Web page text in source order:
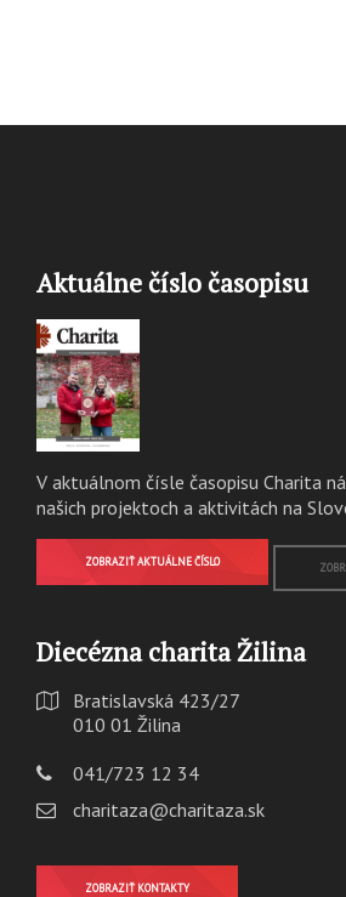
Aktuálne číslo časopisu
V aktuálnom čísle časopisu Charita
našich projektoch a aktivitách na
ZOBRAZIŤ AKTUÁLNE ČÍSLO
Diecézna charita Žilina
Bratislavská 423/27
010 01 Žilina
041/723 12 34
charitaza@charitaza.sk
ZOBRAZIŤ KONTAKTY